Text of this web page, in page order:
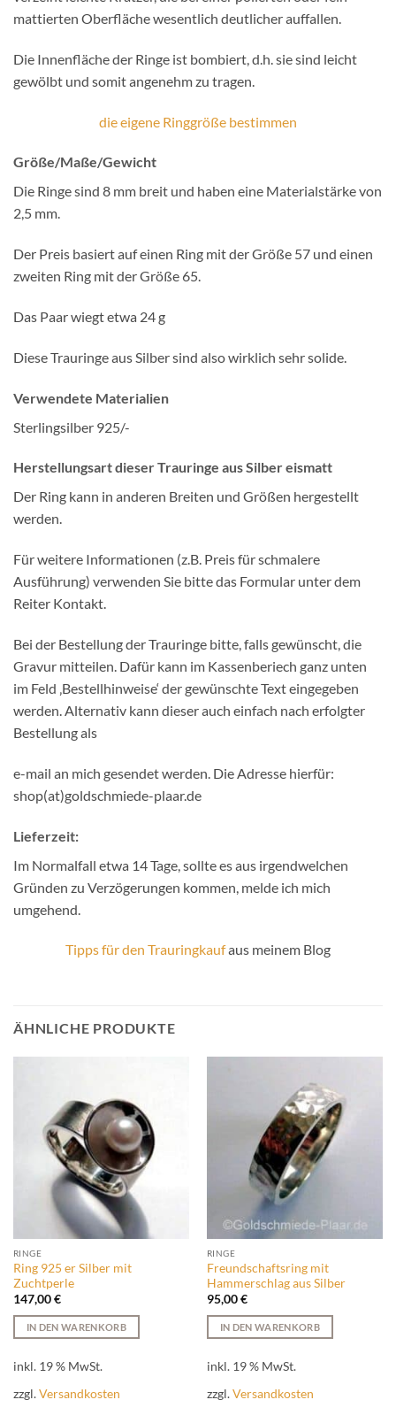
mattierten Oberfläche wesentlich deutlicher auffallen.
Die Innenfläche der Ringe ist bombiert, d.h. sie sind leicht
gewölbt und somit angenehm zu tragen.
die eigene Ringgröße bestimmen
Größe/Maße/Gewicht
Die Ringe sind 8 mm breit und haben eine Materialstärke von
2,5 mm.
Der Preis basiert auf einen Ring mit der Größe 57 und einen
zweiten Ring mit der Größe 65.
Das Paar wiegt etwa 24 g
Diese Trauringe aus Silber sind also wirklich sehr solide.
Verwendete Materialien
Sterlingsilber 925/-
Herstellungsart dieser Trauringe aus Silber eismatt
Der Ring kann in anderen Breiten und Größen hergestellt
werden.
Für weitere Informationen (z.B. Preis für schmalere
Ausführung) verwenden Sie bitte das Formular unter dem
Reiter Kontakt.
Bei der Bestellung der Trauringe bitte, falls gewünscht, die
Gravur mitteilen. Dafür kann im Kassenberiech ganz unten
im Feld ‚Bestellhinweise‘ der gewünschte Text eingegeben
werden. Alternativ kann dieser auch einfach nach erfolgter
Bestellung als
e-mail an mich gesendet werden. Die Adresse hierfür:
shop(at)goldschmiede-plaar.de
Lieferzeit:
Im Normalfall etwa 14 Tage, sollte es aus irgendwelchen
Gründen zu Verzögerungen kommen, melde ich mich
umgehend.
Tipps für den Trauringkaufaus meinem Blog
ÄHNLICHE PRODUKTE
RINGE
Ring 925 er Silber mit
Zuchtperle
147,00€
IN DEN WARENKORB
inkl. 19 % MwSt.
zzgl.Versandkosten
RINGE
Freundschaftsring mit
Hammerschlag aus Silber
95,00€
IN DEN WARENKORB
inkl. 19 % MwSt.
zzgl.Versandkosten